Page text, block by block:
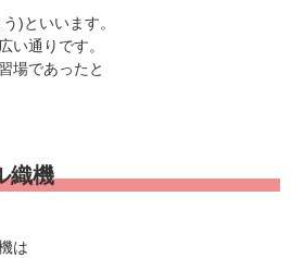
)といいます。
い通りです。
場であったと
織機
は